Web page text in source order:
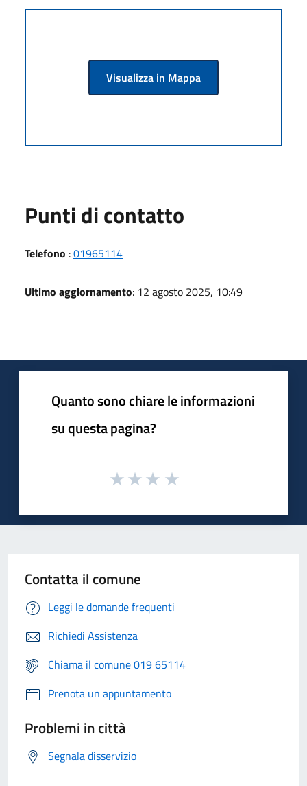
Visualizza in Mappa
Punti di contatto
Telefono :01965114
Ultimo aggiornamento: 12 agosto 2025, 10:49
Quanto sono chiare le informazioni
su questa pagina?
Contatta il comune
Leggi le domande frequenti
Richiedi Assistenza
Chiama il comune 019 65114
Prenota un appuntamento
Problemi in città
Segnala disservizio